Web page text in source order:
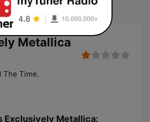
Metallica
The Time.
Exclusively Metallica: